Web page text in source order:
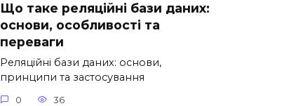
Що таке реляційні бази даних:
основи, особливості та
переваги
Реляційні бази даних: основи,
принципи та застосування
0 36